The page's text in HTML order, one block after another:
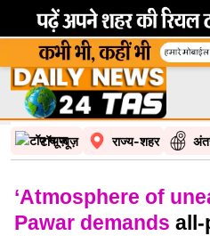
टॉप न्यूज़ राज्य-शहर
‘Atmosphere of
Pawar demands all-